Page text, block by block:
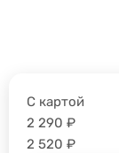
С картой
2 290 ₽
2 520 ₽